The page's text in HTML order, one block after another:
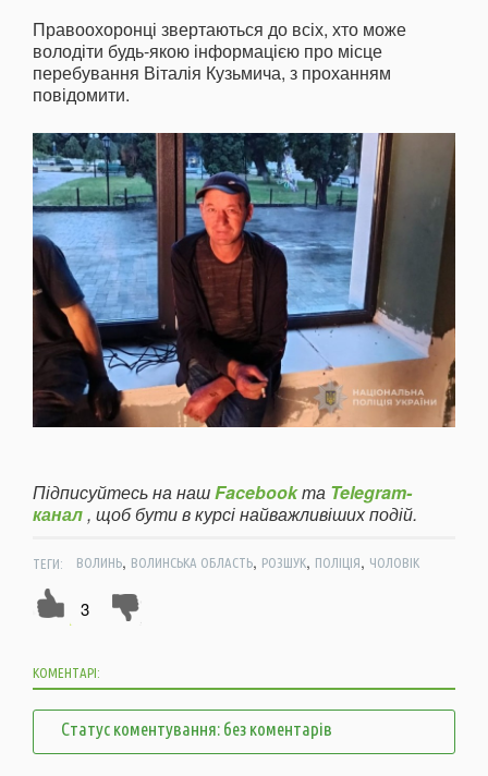
Правоохоронці звертаються до всіх, хто може
володіти будь-якою інформацією про місце
перебування Віталія Кузьмича, з проханням
повідомити.
Підписуйтесь на нашFacebookта Telegram-
канал, щоб бути в курсі найважливіших подій.
ТЕГИ: ВОЛИНЬ, ВОЛИНСЬКА ОБЛАСТЬ, РОЗШУК, ПОЛІЦІЯ, ЧОЛОВІК
3
КОМЕНТАРІ:
Статус коментування: без коментарів